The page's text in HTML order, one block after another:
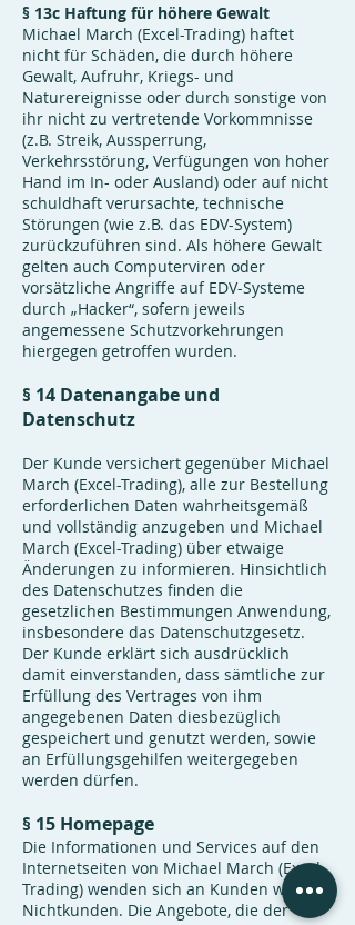
§ 13c Haftung für höhere Gewalt
Michael March (Excel-Trading) haftet
nicht für Schäden, die durch höhere
Gewalt, Aufruhr, Kriegs- und
Naturereignisse oder durch sonstige von
ihr nicht zu vertretende Vorkommnisse
(z.B. Streik, Aussperrung,
Verkehrsstörung, Verfügungen von hoher
Hand im In- oder Ausland) oder auf nicht
schuldhaft verursachte, technische
Störungen (wie z.B. das EDV-System)
zurückzuführen sind. Als höhere Gewalt
gelten auch Computerviren oder
vorsätzliche Angriffe auf EDV-Systeme
durch „Hacker“, sofern jeweils
angemessene Schutzvorkehrungen
hiergegen getroffen wurden.
§ 14 Datenangabe und
Datenschutz
Der Kunde versichert gegenüber Michael
March (Excel-Trading), alle zur Bestellung
erforderlichen Daten wahrheitsgemäß
und vollständig anzugeben und Michael
March (Excel-Trading) über etwaige
Änderungen zu informieren. Hinsichtlich
des Datenschutzes finden die
gesetzlichen Bestimmungen Anwendung,
insbesondere das Datenschutzgesetz.
Der Kunde erklärt sich ausdrücklich
damit einverstanden, dass sämtliche zur
Erfüllung des Vertrages von ihm
angegebenen Daten diesbezüglich
gespeichert und genutzt werden, sowie
an Erfüllungsgehilfen weitergegeben
werden dürfen.
§ 15 Homepage
Die Informationen und Services auf den
Internetseiten von Michael March (Excel-
Trading) wenden sich an Kunden wie an
Nichtkunden. Die Angebote, die der